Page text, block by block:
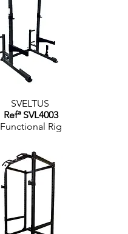
SVELTUS
Refª SVL4003
Functional Rig